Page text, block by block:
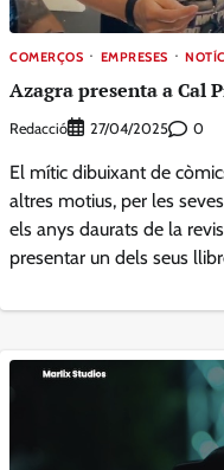
COMERÇOS EMPRESES
Azagra presenta a Cal
Redacció 27/04/2025 0
El mític dibuixant de
altres motius, per les
els anys daurats de la
presentar un dels seus